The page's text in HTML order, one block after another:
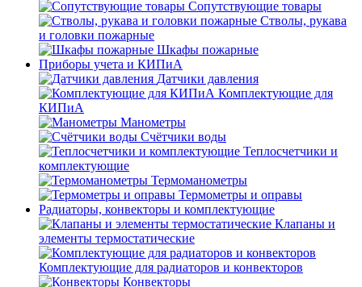
Сопутствующие товары
Стволы, рукава
и головки пожарные
Шкафы пожарные
Приборы учета и КИПиА
Датчики давления
Комплектующие для
КИПиА
Манометры
Счётчики воды
Теплосчетчики и
комплектующие
Термоманометры
Термометры и оправы
Радиаторы, конвекторы и комплектующие
Клапаны и
элементы термостатические
Комплектующие для радиаторов и конвекторов
Конвекторы